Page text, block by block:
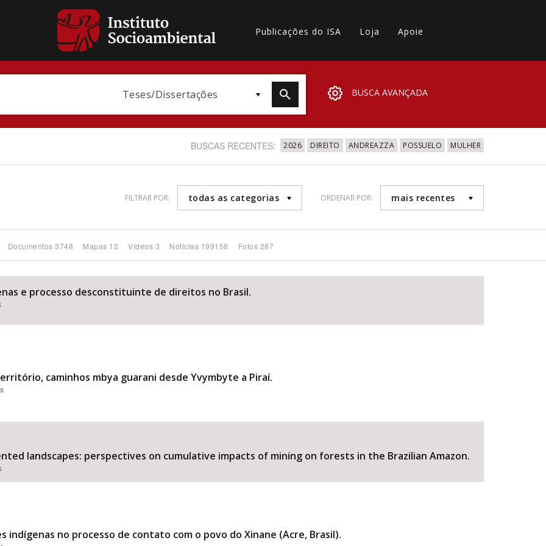
Publicações do ISA Loja Apoie
Teses/Dissertações BUSCA AVANÇADA
BUSCAS RECENTES: 2026 DIREITO ANDREAZZA POSSUELO MULHER
FILTRAR POR: todas as categorias ORDENAR POR: mais recentes
Documentos 3748 Mapas 12 Vídeos 3 Notícias 199158 Fotos 287
e processo desconstituinte de direitos no Brasil.
caminhos mbya guarani desde Yvymbyte a Piraí.
landscapes: perspectives on cumulative impacts of mining on forests in the Brazilian Amazon.
no processo de contato com o povo do Xinane (Acre, Brasil).